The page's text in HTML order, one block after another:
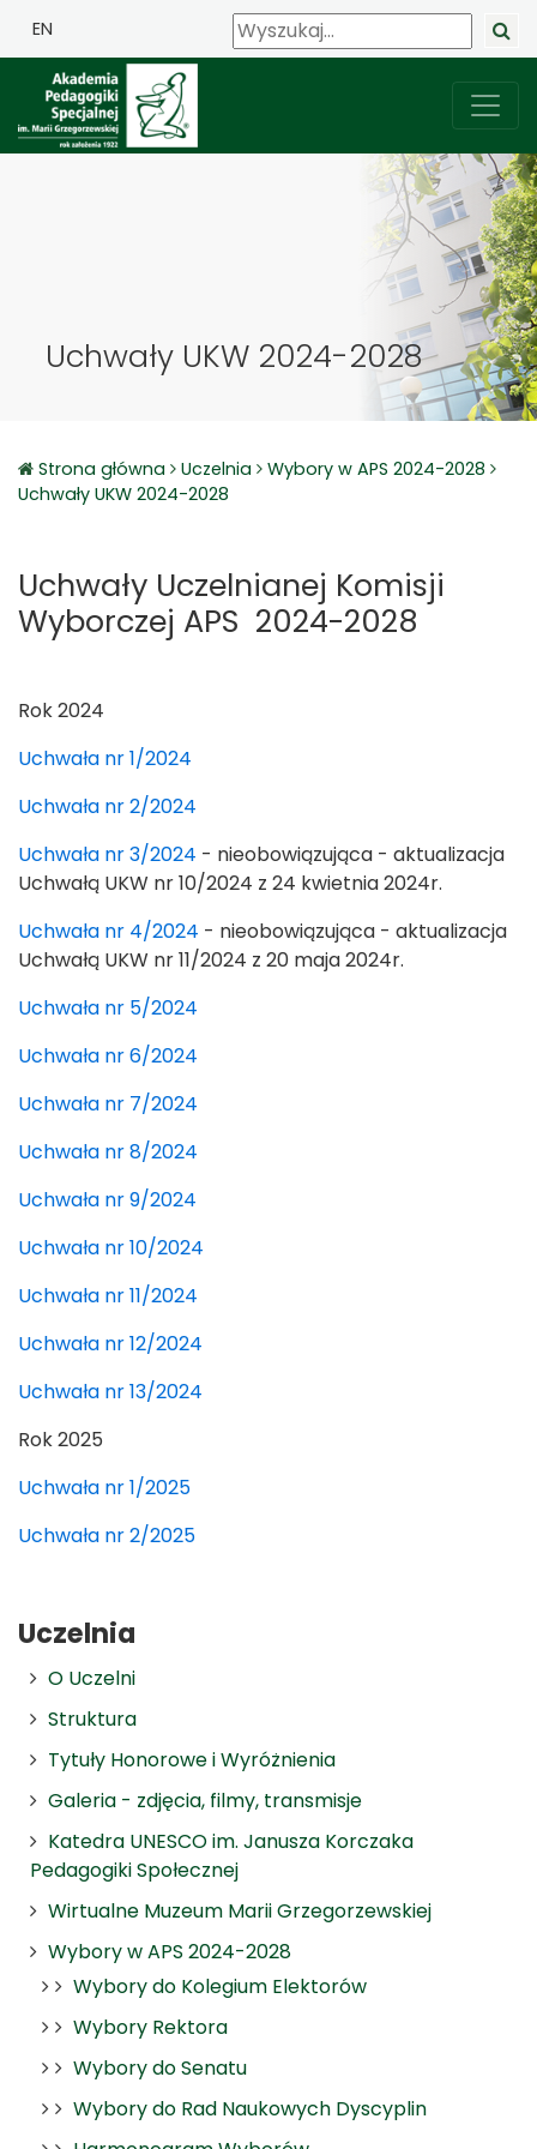
EN
Uchwały UKW 2024-2028
Strona główna Uczelnia
Wybory w APS 2024-2028
Uchwały UKW 2024-2028
Uczelnia
O Uczelni
Struktura
Tytuły Honorowe i Wyróżnienia
Galeria - zdjęcia, filmy, transmisje
Katedra UNESCO im. Janusza Korczaka
Pedagogiki Społecznej
Wirtualne Muzeum Marii Grzegorzewskiej
Wybory w APS 2024-2028
Wybory do Kolegium Elektorów
Wybory Rektora
Wybory do Senatu
Wybory do Rad Naukowych Dyscyplin
Uchwały Uczelnianej Komisji
Wyborczej APS 2024-2028
Rok 2024
Uchwała nr 1/2024
Uchwała nr 2/2024
Uchwała nr 3/2024 - nieobowiązująca - aktualizacja
Uchwałą UKW nr 10/2024 z 24 kwietnia 2024r.
Uchwała nr 4/2024 - nieobowiązująca - aktualizacja
Uchwałą UKW nr 11/2024 z 20 maja 2024r.
Uchwała nr 5/2024
Uchwała nr 6/2024
Uchwała nr 7/2024
Uchwała nr 8/2024
Uchwała nr 9/2024
Uchwała nr 10/2024
Uchwała nr 11/2024
Uchwała nr 12/2024
Uchwała nr 13/2024
Rok 2025
Uchwała nr 1/2025
Uchwała nr 2/2025